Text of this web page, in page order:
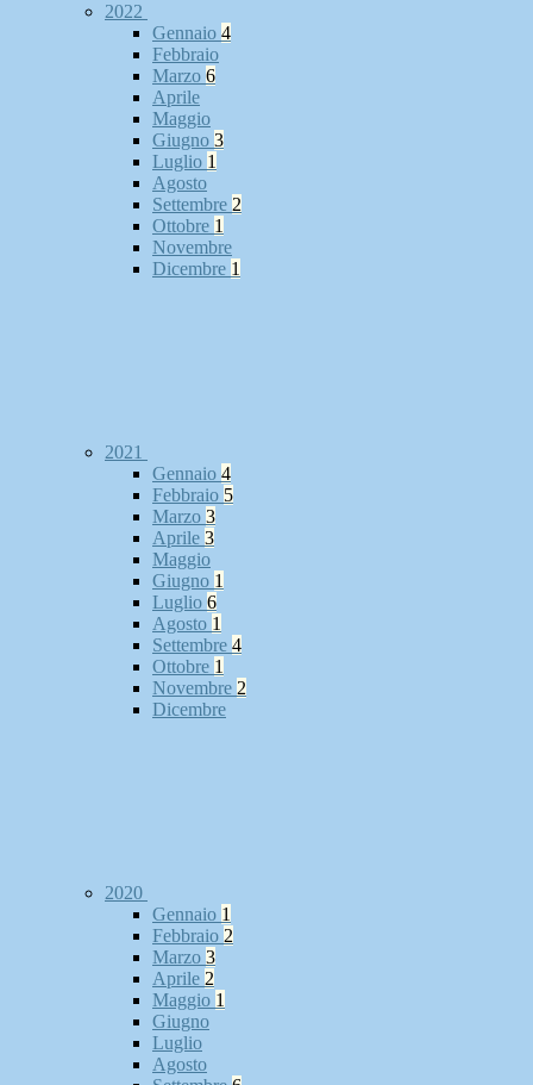
2022
Gennaio 4
Febbraio
Marzo 6
Aprile
Maggio
Giugno 3
Luglio 1
Agosto
Settembre 2
Ottobre 1
Novembre
Dicembre 1
2021
Gennaio 4
Febbraio 5
Marzo 3
Aprile 3
Maggio
Giugno 1
Luglio 6
Agosto 1
Settembre 4
Ottobre 1
Novembre 2
Dicembre
2020
Gennaio 1
Febbraio 2
Marzo 3
Aprile 2
Maggio 1
Giugno
Luglio
Agosto